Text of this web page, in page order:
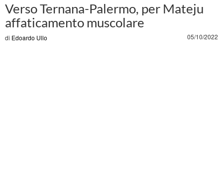
Verso Ternana-Palermo, per Mateju
affaticamento muscolare
di Edoardo Ullo 05/10/2022